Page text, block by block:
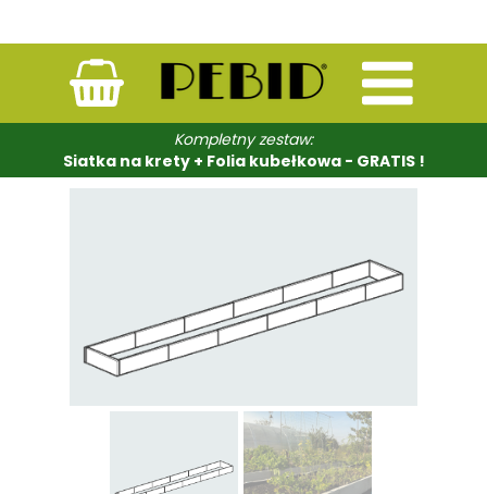
Kompletny zestaw:
Siatka na krety + Folia kubełkowa - GRATIS !